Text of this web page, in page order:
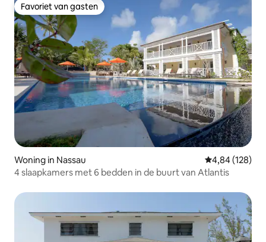
Favoriet van gasten
Favoriet van gasten
Woning in Nassau Gemiddelde
4,84 (128)
4 slaapkamers met 6 bedden in de buurt van Atlantis